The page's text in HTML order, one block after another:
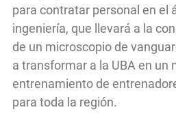
para contratar personal en el
ingeniería, que llevará a la
de un microscopio de
a transformar a la UBA en un
entrenamiento de
para toda la región.